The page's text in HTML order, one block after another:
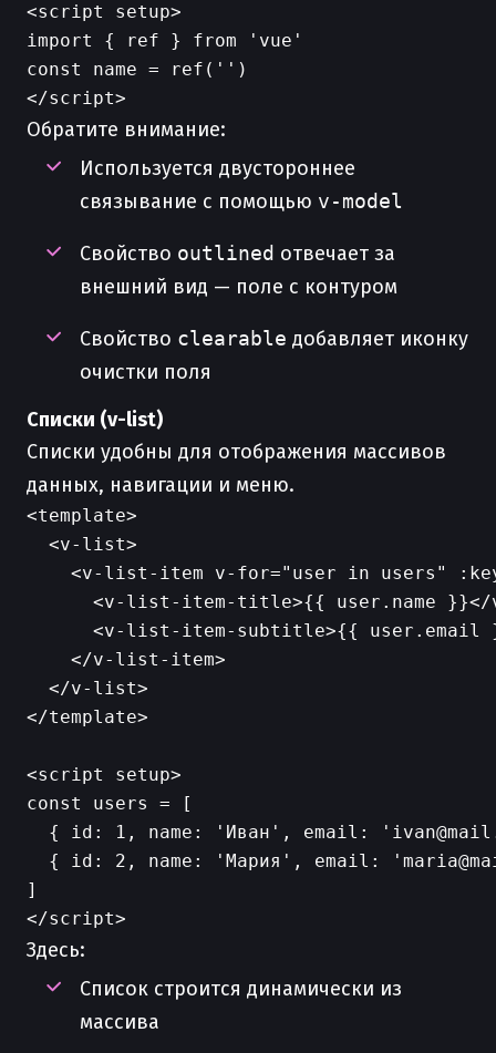
<script setup>
import { ref } from 'vue'
const name = ref('')
Обратите внимание:
Используется двустороннее
связывание с помощью v-model
Свойство outlined отвечает за
внешний вид — поле с контуром
Свойство clearable добавляет иконку
очистки поля
Списки (v-list)
Списки удобны для отображения массивов
данных, навигации и меню.
<template>
  <v-list>
<v-list-item v-for="user in users"
<v-list-item-title>{{ user.name
<v-list-item-subtitle>{{ user.email
    </v-list-item>
  </v-list>
</template>
<script setup>
const users = [
{ id: 1, name: 'Иван', email:
{ id: 2, name: 'Мария', email:
]
Здесь:
Список строится динамически из
массива